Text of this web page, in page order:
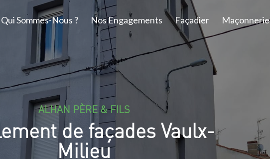
Qui Sommes-Nous ? Nos Engagements Façadier Maçonnerie
ALHAN PÈRE & FILS
de façades Vaulx-
Milieu